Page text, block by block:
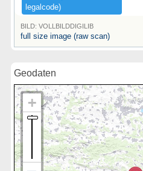
legalcode)​
BILD: VOLLBILDDIGILIB
full size image (raw scan)
Geodaten